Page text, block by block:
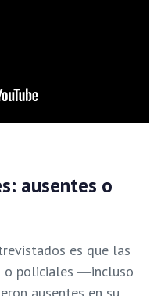
ausentes o
es que las
o policiales ―incluso